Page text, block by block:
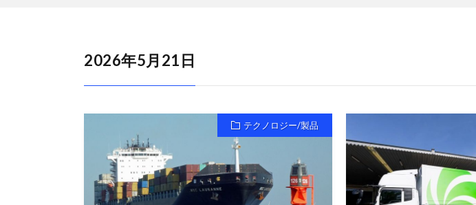
2026年5月21日
テクノロジー/製品